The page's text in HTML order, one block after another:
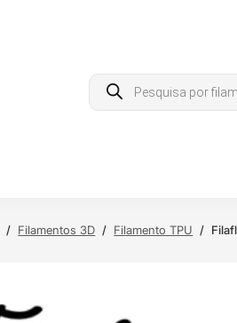
Products
search
/ Filamentos 3D / Filamento TPU /